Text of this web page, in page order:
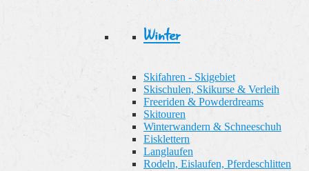
Winter
Skifahren - Skigebiet
Skischulen, Skikurse & Verleih
Freeriden & Powderdreams
Skitouren
Winterwandern & Schneeschuh
Eisklettern
Langlaufen
Rodeln, Eislaufen, Pferdeschlitten